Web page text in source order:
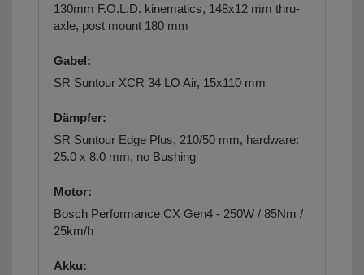
130mm F.O.L.D. kinematics, 148x12 mm thru-
axle, post mount 180 mm
Gabel:
SR Suntour XCR 34 LO Air, 15x110 mm
Dämpfer:
SR Suntour Edge Plus, 210/50 mm, hardware:
25.0 x 8.0 mm, no Bushing
Motor:
Bosch Performance CX Gen4 - 250W / 85Nm /
25km/h
Akku: